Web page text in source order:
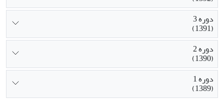
دوره 3
(1391)
دوره 2
(1390)
دوره 1
(1389)